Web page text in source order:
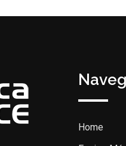
Home